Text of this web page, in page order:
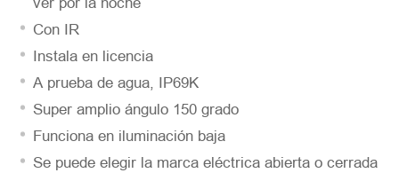
Descripción*
Con IR
Instala en licencia
A prueba de agua, IP69K
Super amplio ángulo 150 grado
Funciona en iluminación baja
Se puede elegir la marca eléctrica abierta o cerrada